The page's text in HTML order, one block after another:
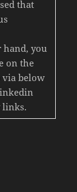
that
hand, you
on the
via below
links.